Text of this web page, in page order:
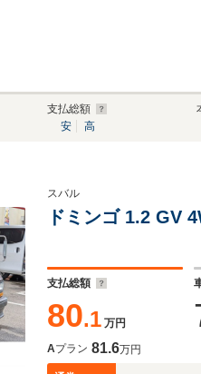
支払総額
安
高
スバル
ドミンゴ 1.2 GV
支払総額
80.1 万円
Aプラン 81.6万円